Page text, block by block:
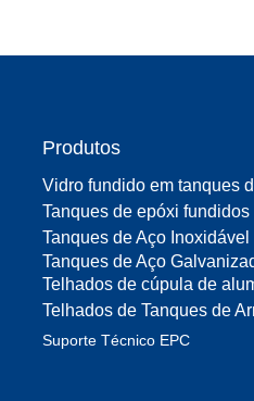
Produtos
Vidro fundido em tanques
Tanques de epóxi fundidos
Tanques de Aço Inoxidável
Tanques de Aço
Telhados de cúpula de
Telhados de Tanques de
Suporte Técnico EPC